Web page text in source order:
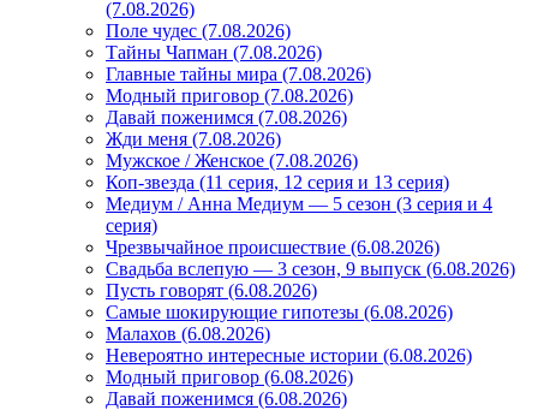
(7.08.2026)
Поле чудес (7.08.2026)
Тайны Чапман (7.08.2026)
Главные тайны мира (7.08.2026)
Модный приговор (7.08.2026)
Давай поженимся (7.08.2026)
Жди меня (7.08.2026)
Мужское / Женское (7.08.2026)
Коп-звезда (11 серия, 12 серия и 13 серия)
Медиум / Анна Медиум — 5 сезон (3 серия и 4
серия)
Чрезвычайное происшествие (6.08.2026)
Свадьба вслепую — 3 сезон, 9 выпуск (6.08.2026)
Пусть говорят (6.08.2026)
Самые шокирующие гипотезы (6.08.2026)
Малахов (6.08.2026)
Невероятно интересные истории (6.08.2026)
Модный приговор (6.08.2026)
Давай поженимся (6.08.2026)